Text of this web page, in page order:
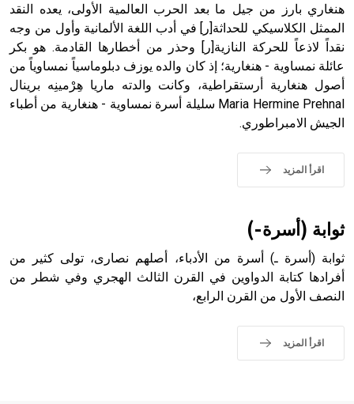
الملوك الذين حكموا مدينة إديسا (الرها) من أبجر الأول وحتى
التاسع، وهم ينتسبون إلى أسرة أوسروين
- هل تعلم أن الأبجدية الكنعانية تتألف من /22/ علامة كتابية
sign تكتب منفصلة غير متصلة، وتعتمد المبدأ الأكوروفوني،
هنغاري بارز من جيل ما بعد الحرب العالمية الأولى، يعده النقد
الممثل الكلاسيكي للحداثة[ر] في أدب اللغة الألمانية وأول من وجه
نقداً لاذعاً للحركة النازية[ر] وحذر من أخطارها القادمة. هو بكر
عائلة نمساوية - هنغارية؛ إذ كان والده يوزف دبلوماسياً نمساوياً من
أصول هنغارية أرستقراطية، وكانت والدته ماريا هِرْمينِه برينال
Maria Hermine Prehnal سليلة أسرة نمساوية - هنغارية من أطباء
الجيش الامبراطوري.
اقرأ المزيد
ثوابة (أسرة-)
ثوابة (أسرة ـ) أسرة من الأدباء، أصلهم نصارى، تولى كثير من
أفرادها كتابة الدواوين في القرن الثالث الهجري وفي شطر من
النصف الأول من القرن الرابع،
اقرأ المزيد